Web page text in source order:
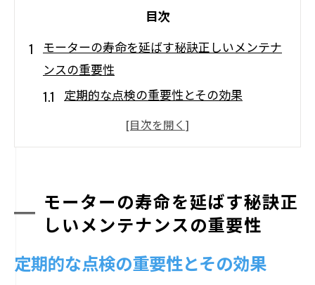
目次
モーターの寿命を延ばす秘訣正しいメンテナ
ンスの重要性
定期的な点検の重要性とその効果
摩耗部品の交換タイミングを見逃さない
環境条件が与えるモーターへの影響
オペレーターのトレーニングと教育
故障予測のためのデータ分析手法
的テクニック
モーターの寿命を延ばす秘訣正
しいメンテナンスの重要性
定期的な点検の重要性とその効果